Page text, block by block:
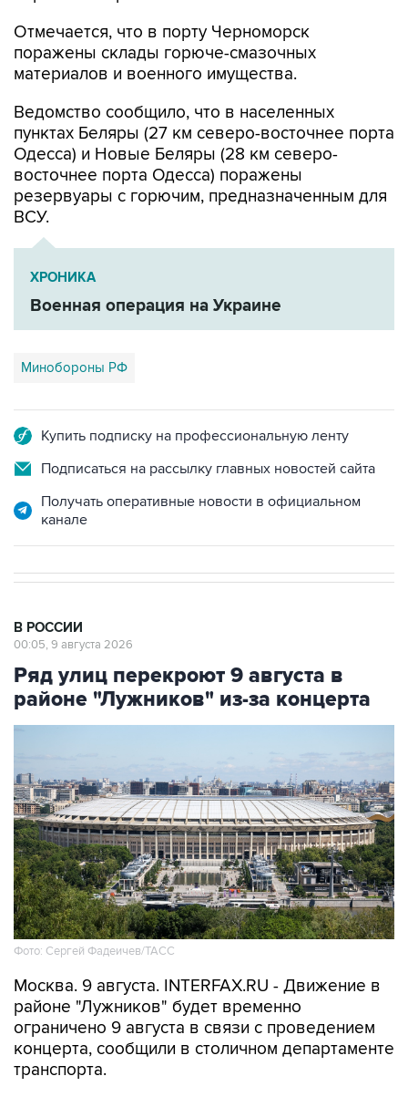
Отмечается, что в порту Черноморск
поражены склады горюче-смазочных
материалов и военного имущества.
Ведомство сообщило, что в населенных
пунктах Беляры (27 км северо-восточнее порта
Одесса) и Новые Беляры (28 км северо-
восточнее порта Одесса) поражены
резервуары с горючим, предназначенным для
ВСУ.
ХРОНИКА
Военная операция на Украине
Минобороны РФ
Купить подписку на профессиональную ленту
Подписаться на рассылку главных новостей сайта
Получать оперативные новости в официальном
канале
В РОССИИ
00:05, 9 августа 2026
Ряд улиц перекроют 9 августа в
районе "Лужников" из-за концерта
Фото: Сергей Фадеичев/ТАСС
Москва. 9 августа. INTERFAX.RU - Движение в
районе "Лужников" будет временно
ограничено 9 августа в связи с проведением
концерта, сообщили в столичном департаменте
транспорта.